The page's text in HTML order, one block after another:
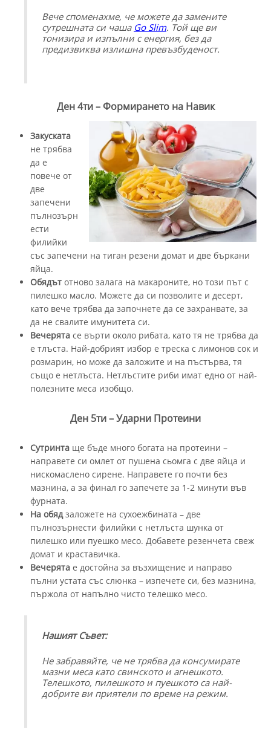
Вече споменахме, че можете да замените
сутрешната си чаша Go Slim. Той ще ви
тонизира и изпълни с енергия, без да
предизвиква излишна превъзбуденост.
Ден 4ти – Формирането на Навик
Закуската
не трябва
да е
повече от
две
запечени
пълнозърн
ести
филийки
със запечени на тиган резени домат и две бъркани
яйца.
Обядът отново залага на макароните, но този път с
пилешко масло. Можете да си позволите и десерт,
като вече трябва да започнете да се захранвате, за
да не свалите имунитета си.
Вечерята се върти около рибата, като тя не трябва да
е тлъста. Най-добрият избор е треска с лимонов сок и
розмарин, но може да заложите и на пъстърва, тя
също е нетлъста. Нетлъстите риби имат едно от най-
полезните меса изобщо.
Ден 5ти – Ударни Протеини
Сутринта ще бъде много богата на протеини –
направете си омлет от пушена сьомга с две яйца и
нискомаслено сирене. Направете го почти без
мазнина, а за финал го запечете за 1-2 минути във
фурната.
На обядзаложете на сухоежбината – две
пълнозърнести филийки с нетлъста шунка от
пилешко или пуешко месо. Добавете резенчета свеж
домат и краставичка.
Вечерята е достойна за възхищение и направо
пълни устата със слюнка – изпечете си, без мазнина,
пържола от напълно чисто телешко месо.
Нашият Съвет:
Не забравяйте, че не трябва да консумирате
мазни меса като свинското и агнешкото.
Телешкото, пилешкото и пуешкото са най-
добрите ви приятели по време на режим.